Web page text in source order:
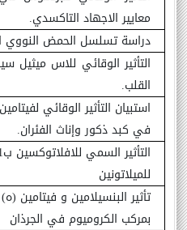
معايير الاجهاد التاكسدي.
دراسة تسلسل الحمض النووي
التأثير الوقائي للاس ميثيل
القلب.
استبيان التأثير الوقائي
في كبد ذكور وإناث الفئران.
للميلاتونين
تأثير البنسيلامين و
بمركب الكروميوم في الجرذان